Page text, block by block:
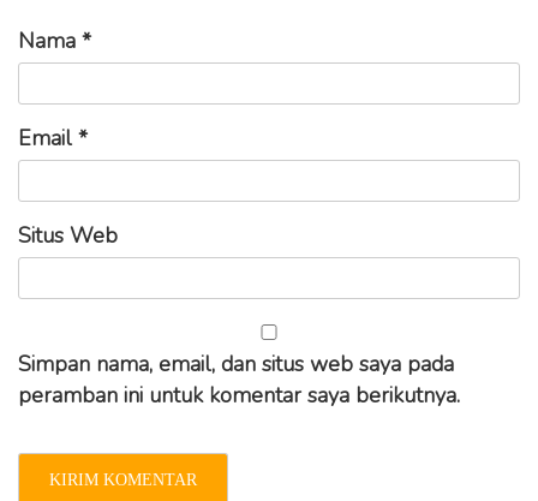
Nama *
Email *
Situs Web
Simpan nama, email, dan situs web saya pada
peramban ini untuk komentar saya berikutnya.